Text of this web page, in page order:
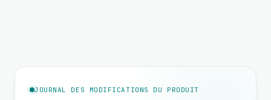
JOURNAL DES MODIFICATIONS DU PRODUIT